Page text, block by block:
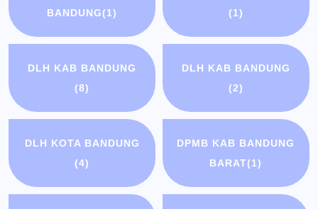
BANDUNG(1)
(1)
DLH KAB BANDUNG
(8)
DLH KAB BANDUNG
(2)
DLH KOTA BANDUNG
(4)
DPMB KAB BANDUNG
BARAT(1)